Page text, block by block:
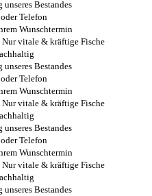
Bestandes
Telefon
Wunschtermin
Nur vitale & kräftige Fische
Bestandes
Telefon
Wunschtermin
Nur vitale & kräftige Fische
Bestandes
Telefon
Wunschtermin
Nur vitale & kräftige Fische
Bestandes